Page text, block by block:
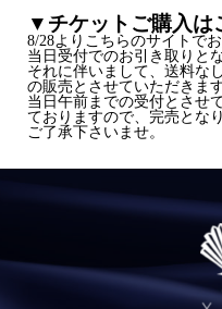
▼チケットご購入は
8/28よりこちらのサイトで
当日受付でのお引き取りと
それに伴いまして、送料な
の販売とさせていただきます
当日午前までの受付とさせ
ておりますので、完売とな
ご了承下さいませ。